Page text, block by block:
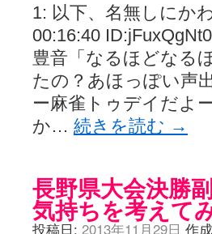
1: 以下、名無しにか
00:16:40 ID:jFuxQgNt0
豊音「なるほどなる
たの？あほっぽい声
ー麻雀トゥデイだよ
か… 続きを読む →
長野県大会決勝
気持ちを考えて
投稿日: 2013年11月29日 作